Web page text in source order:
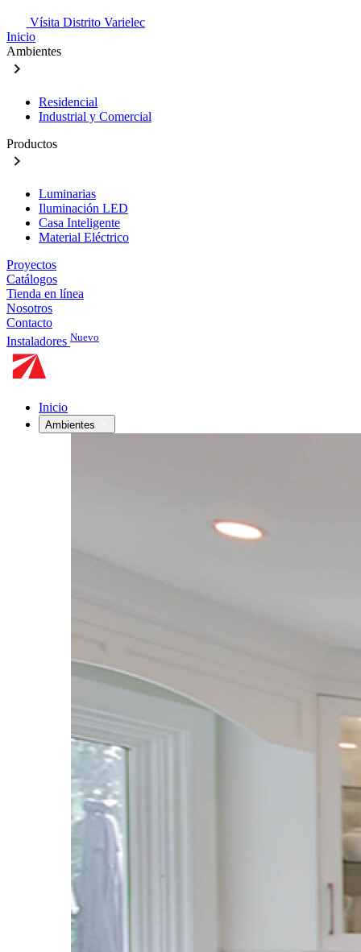
Vísita Distrito Varielec
Inicio
Ambientes
Residencial
Industrial y Comercial
Productos
Luminarias
Iluminación LED
Casa Inteligente
Material Eléctrico
Proyectos
Catálogos
Tienda en línea
Nosotros
Contacto
Instaladores Nuevo
Inicio
Ambientes